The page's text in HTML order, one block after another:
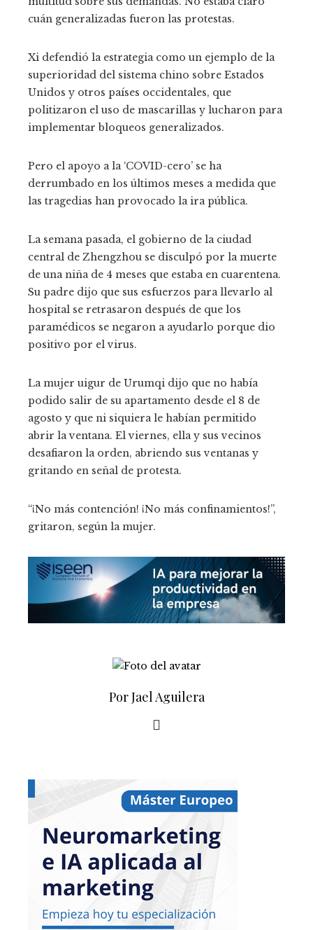
cuán generalizadas fueron las protestas.
Xi defendió la estrategia como un ejemplo de la
superioridad del sistema chino sobre Estados
Unidos y otros países occidentales, que
politizaron el uso de mascarillas y lucharon para
implementar bloqueos generalizados.
Pero el apoyo a la ‘COVID-cero’ se ha
derrumbado en los últimos meses a medida que
las tragedias han provocado la ira pública.
La semana pasada, el gobierno de la ciudad
central de Zhengzhou se disculpó por la muerte
de una niña de 4 meses que estaba en cuarentena.
Su padre dijo que sus esfuerzos para llevarlo al
hospital se retrasaron después de que los
paramédicos se negaron a ayudarlo porque dio
positivo por el virus.
La mujer uigur de Urumqi dijo que no había
podido salir de su apartamento desde el 8 de
agosto y que ni siquiera le habían permitido
abrir la ventana. El viernes, ella y sus vecinos
desafiaron la orden, abriendo sus ventanas y
gritando en señal de protesta.
“¡No más contención! ¡No más confinamientos!”,
gritaron, según la mujer.
Por Jael Aguilera